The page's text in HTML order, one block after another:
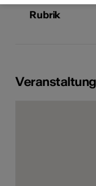
Rubrik